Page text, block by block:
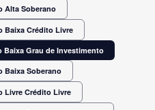
Alta Soberano
Baixa Crédito Livre
Baixa Grau de Investimento
Baixa Soberano
Livre Crédito Livre